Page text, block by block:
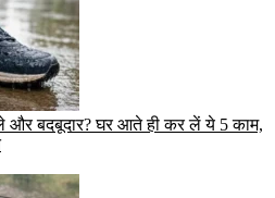
और बदबूदार? घर आते ही कर लें ये 5 काम,